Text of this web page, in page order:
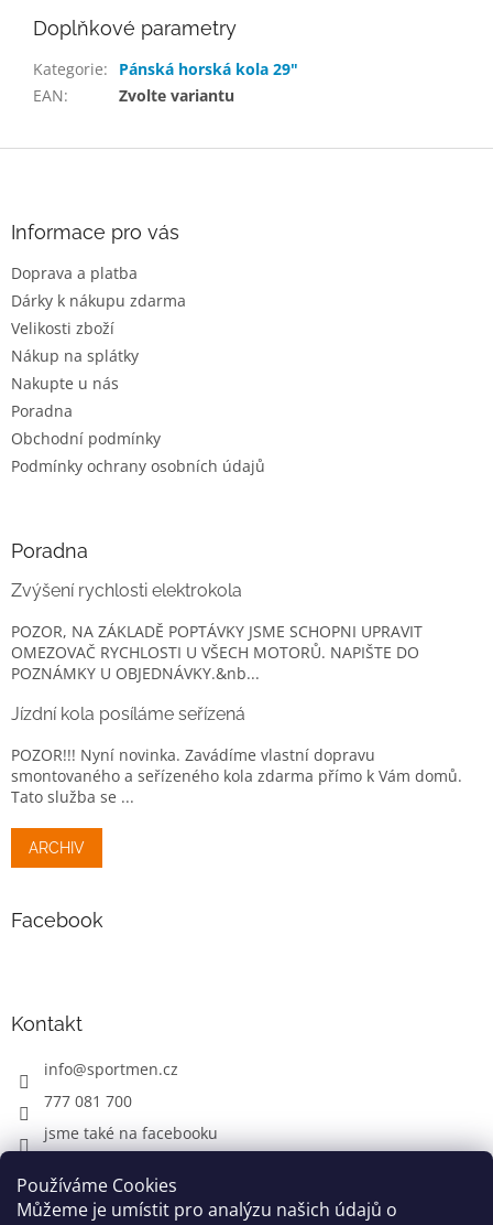
Používáme Cookies
Můžeme je umístit pro analýzu našich údajů o
Doplňkové parametry
Kategorie:
Pánská horská kola 29"
EAN: Zvolte variantu
Informace pro vás
Doprava a platba
Dárky k nákupu zdarma
Velikosti zboží
Nákup na splátky
Nakupte u nás
Poradna
Obchodní podmínky
Podmínky ochrany osobních údajů
Poradna
Zvýšení rychlosti elektrokola
POZOR, NA ZÁKLADĚ POPTÁVKY JSME SCHOPNI UPRAVIT
OMEZOVAČ RYCHLOSTI U VŠECH MOTORŮ. NAPIŠTE DO
POZNÁMKY U OBJEDNÁVKY.&nb...
Jízdní kola posíláme seřízená
POZOR!!! Nyní novinka. Zavádíme vlastní dopravu
smontovaného a seřízeného kola zdarma přímo k Vám domů.
Tato služba se ...
ARCHIV
Facebook
Kontakt
info@sportmen.cz
777 081 700
jsme také na facebooku
CYKLO OBLEČENÍ